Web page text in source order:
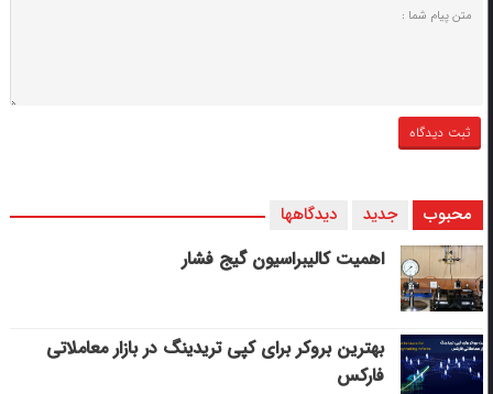
محبوب جدید دیدگاهها
اهمیت کالیبراسیون گیج فشار
بهترین بروکر برای کپی‌ تریدینگ در بازار معاملاتی
فارکس